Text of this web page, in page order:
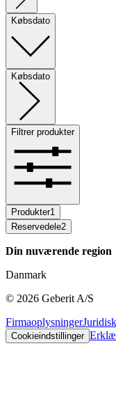
Købsdato
Købsdato
Filtrer produkter
Produkter1
Reservedele2
Din nuværende region
Danmark
© 2026 Geberit A/S
Firmaoplysninger
Cookieindstillinger